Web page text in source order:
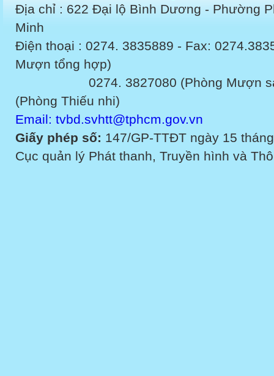
Địa chỉ : 622 Đại lộ Bình Dương - Phường
Minh
Điện thoại : 0274. 3835889 - Fax:
Mượn tổng hợp)
0274. 3827080 (Phòng Mượn sách
(Phòng Thiếu nhi)
Email: tvbd.svhtt@tphcm.gov.vn
Giấy phép số: 147/GP-TTĐT ngày 15
Cục quản lý Phát thanh, Truyền hình và